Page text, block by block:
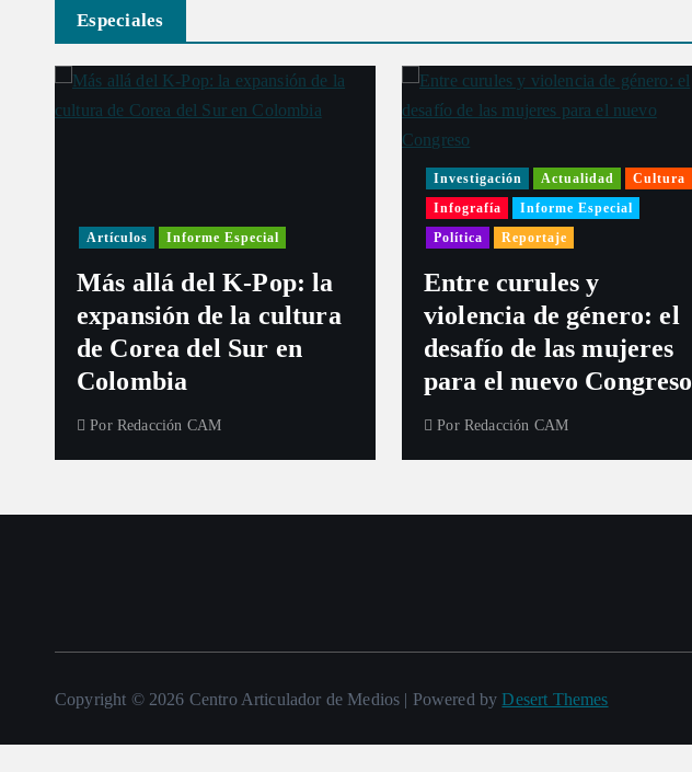
Especiales
Artículos Informe Especial
Más allá del K-Pop: la
expansión de la cultura
de Corea del Sur en
Colombia
Por Redacción CAM
Investigación Actualidad
Cultura
Infografía
Informe Especial
Política
Reportaje
Entre curules y
violencia de género: el
desafío de las mujeres
para el nuevo Congreso
Por Redacción CAM
Copyright © 2026 Centro Articulador de Medios | Powered byDesert Themes